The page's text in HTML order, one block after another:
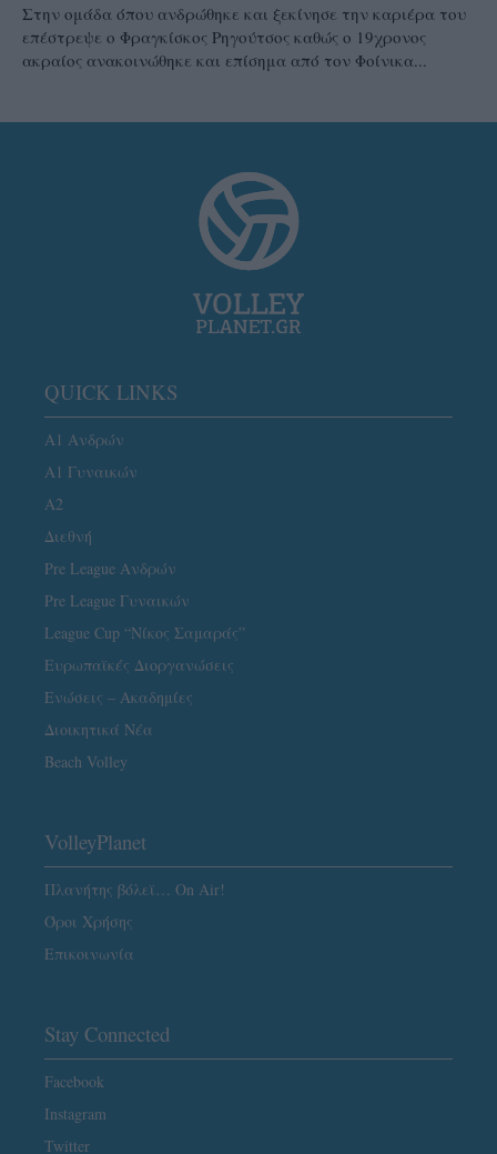
Στην ομάδα όπου ανδρώθηκε και ξεκίνησε την καριέρα του
επέστρεψε ο Φραγκίσκος Ρηγούτσος καθώς ο 19χρονος
ακραίος ανακοινώθηκε και επίσημα από τον Φοίνικα...
QUICK LINKS
Α1 Ανδρών
Α1 Γυναικών
A2
Διεθνή
Pre League Ανδρών
Pre League Γυναικών
League Cup “Νίκος Σαμαράς”
Ευρωπαϊκές Διοργανώσεις
Ενώσεις – Ακαδημίες
Διοικητικά Νέα
Beach Volley
VolleyPlanet
Πλανήτης βόλεϊ… On Air!
Όροι Χρήσης
Επικοινωνία
Stay Connected
Facebook
Instagram
Twitter